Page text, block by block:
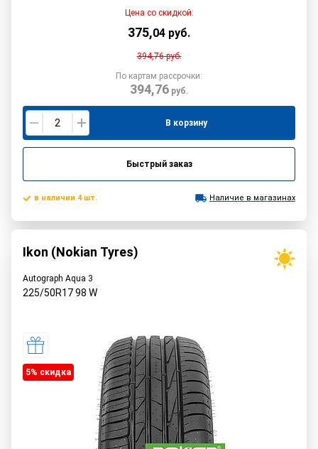
Цена со скидкой:
375,04 руб.
394,76руб.
По картам рассрочки:
394,76руб.
В корзину
Быстрый заказ
в наличии 4 шт. Наличие в магазинах
Ikon (Nokian Tyres)
Autograph Aqua 3
225/50R1798 W
5% cкидка